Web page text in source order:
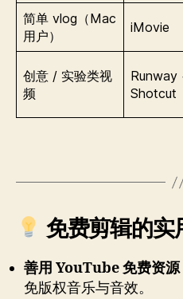
简单 vlog（Mac
用户）
iMovie
创意 / 实验类视
频
Runway
Shotcut
免费剪辑的实
善用 YouTube 免费资源
免版权音乐与音效。